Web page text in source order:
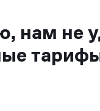
нам не